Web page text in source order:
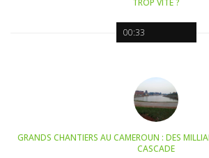
00:33
TROP VITE ?
GRANDS CHANTIERS AU CAMEROUN : DES
CASCADE